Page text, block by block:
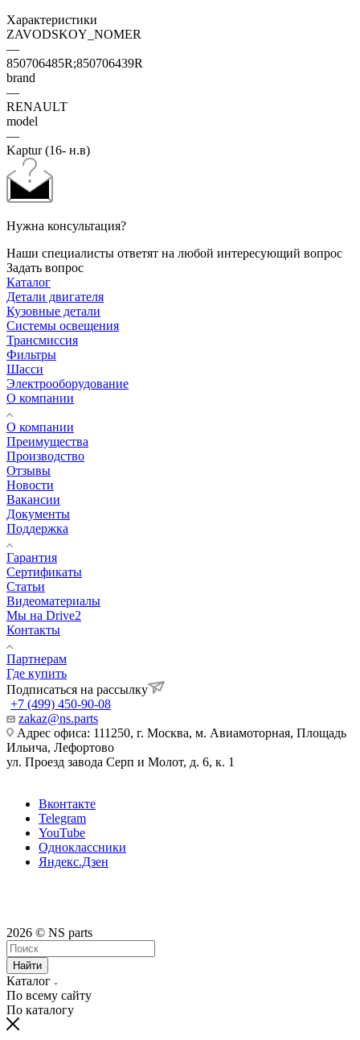
Характеристики
ZAVODSKOY_NOMER
—
850706485R;850706439R
brand
—
RENAULT
model
—
Kaptur (16- н.в)
Нужна консультация?
Наши специалисты ответят на любой интересующий вопрос
Задать вопрос
Каталог
Детали двигателя
Кузовные детали
Системы освещения
Трансмиссия
Фильтры
Шасси
Электрооборудование
О компании
О компании
Преимущества
Производство
Отзывы
Новости
Вакансии
Документы
Поддержка
Гарантия
Сертификаты
Статьи
Видеоматериалы
Мы на Drive2
Контакты
Партнерам
Где купить
Подписаться на рассылку
+7 (499) 450-90-08
zakaz@ns.parts
Адрес офиса: 111250, г. Москва, м. Авиамоторная, Площадь
Ильича, Лефортово
ул. Проезд завода Серп и Молот, д. 6, к. 1
Вконтакте
Telegram
YouTube
Одноклассники
Яндекс.Дзен
2026 © NS parts
Найти
Каталог
По всему сайту
По каталогу